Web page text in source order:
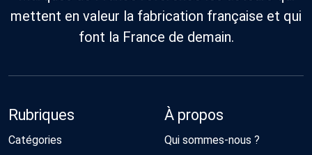
mettent en valeur la fabrication française et qui
font la France de demain.
Rubriques
Catégories
À propos
Qui sommes-nous ?